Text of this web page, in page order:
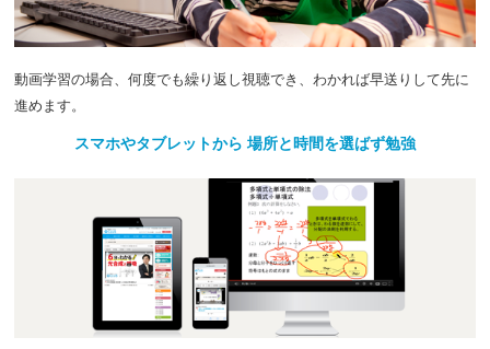
ー！！
2019.10.11【中３】位置エネルギーと運動エネルギー！エ
ネルギーを変換しても総量は保存されます！！
関！国会のしくみと仕事を学習しよう！！
【中2】歴史 中間テスト対策！！鎌倉・室町
の文化、世界の歴史を総復習しよう！！
2019.10.07
【中３】放物線と直線に関する問題は重要！２
つの放物線の関係についても確認しよう！！
2019.10.06
【中１】古代の日本をまとめよう！！古墳時代
から飛鳥時代を復習！！
動画学習の場合、何度でも繰り返し視聴でき、わかれば早送りして先に
進めます。
スマホやタブレットから 場所と時間を選ばず勉強